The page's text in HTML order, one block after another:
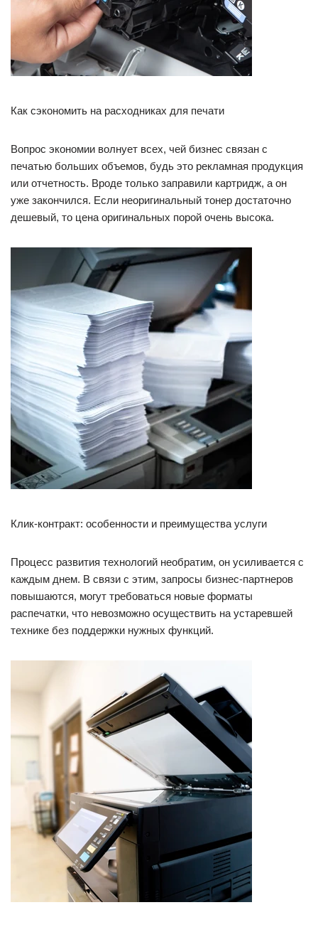
Как сэкономить на расходниках для печати
Вопрос экономии волнует всех, чей бизнес связан с
печатью больших объемов, будь это рекламная продукция
или отчетность. Вроде только заправили картридж, а он
уже закончился. Если неоригинальный тонер достаточно
дешевый, то цена оригинальных порой очень высока.
Клик-контракт: особенности и преимущества услуги
Процесс развития технологий необратим, он усиливается с
каждым днем. В связи с этим, запросы бизнес-партнеров
повышаются, могут требоваться новые форматы
распечатки, что невозможно осуществить на устаревшей
технике без поддержки нужных функций.